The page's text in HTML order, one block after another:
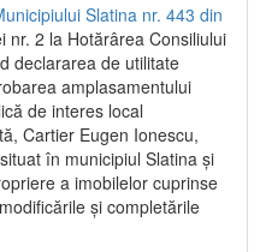
Slatina nr. 443 din
nr. 2 la Hotărârea Consiliului
declararea de utilitate
amplasamentului
de interes local
Cartier Eugen Ionescu,
în municipiul Slatina şi
a imobilelor cuprinse
şi completările